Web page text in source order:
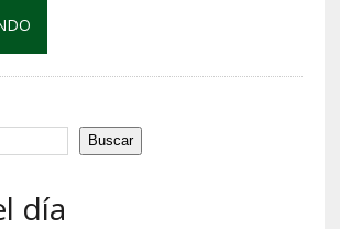
Buscar
día